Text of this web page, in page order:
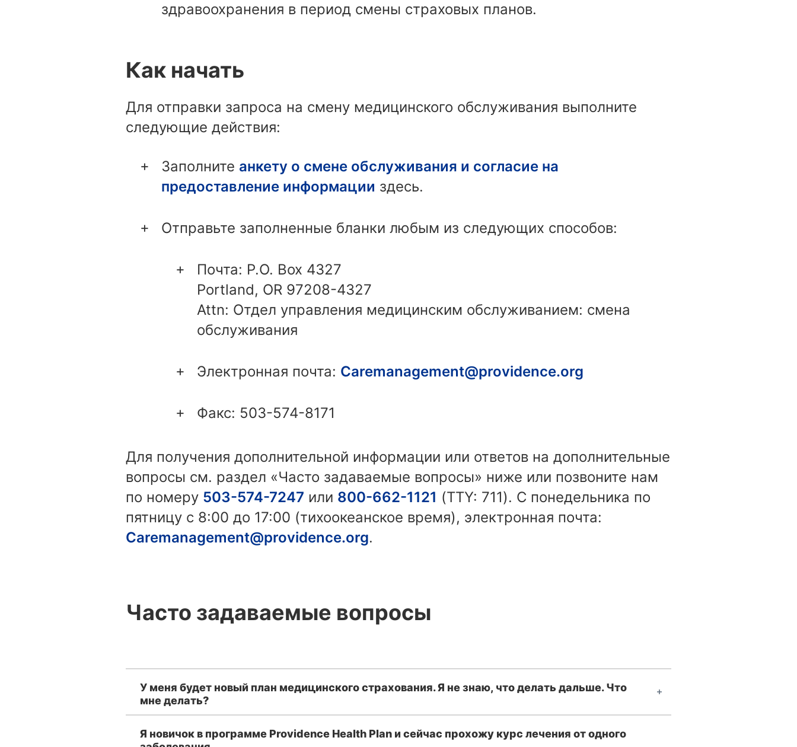
здравоохранения в период смены страховых планов.
Как начать
Для отправки запроса на смену медицинского обслуживания выполните
следующие действия:
Заполните анкету о смене обслуживания и согласие на
предоставление информации здесь.
Отправьте заполненные бланки любым из следующих способов:
Почта: P.O. Box 4327
Portland, OR 97208-4327
Attn: Отдел управления медицинским обслуживанием: смена
обслуживания
Электронная почта: Caremanagement@providence.org
Факс: 503-574-8171
Для получения дополнительной информации или ответов на дополнительные
вопросы см. раздел «Часто задаваемые вопросы» ниже или позвоните нам
по номеру 503-574-7247 или 800-662-1121 (TTY: 711). С понедельника по
пятницу с 8:00 до 17:00 (тихоокеанское время), электронная почта:
Caremanagement@providence.org.
Часто задаваемые вопросы
У меня будет новый план медицинского страхования. Я не знаю, что делать дальше. Что
мне делать?
Я новичок в программе Providence Health Plan и сейчас прохожу курс лечения от одного